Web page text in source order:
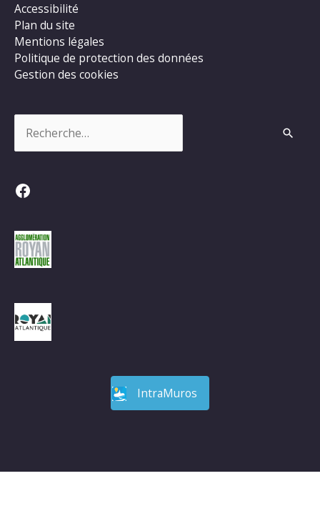
Accessibilité
Plan du site
Mentions légales
Politique de protection des données
Gestion des cookies
Facebook
IntraMuros